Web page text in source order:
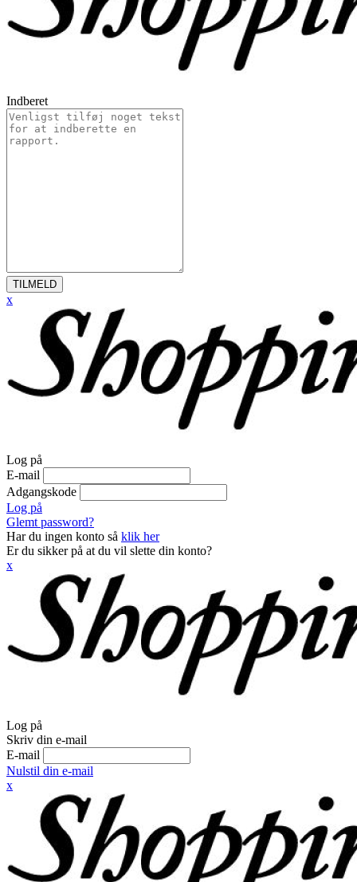
Indberet
TILMELD
x
Log på
E-mail
Adgangskode
Log på
Glemt password?
Har du ingen konto så klik her
Er du sikker på at du vil slette din konto?
x
Log på
Skriv din e-mail
E-mail
Nulstil din e-mail
x